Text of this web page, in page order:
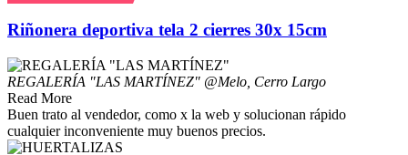
Riñonera deportiva tela 2 cierres 30x 15cm
REGALERÍA "LAS MARTÍNEZ" @Melo, Cerro Largo
Read More
Buen trato al vendedor, como x la web y solucionan rápido
cualquier inconveniente muy buenos precios.